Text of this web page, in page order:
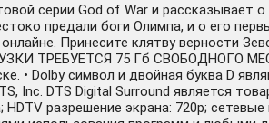
серии God of War и рассказывает о
предали боги Олимпа, и о его
Принесите клятву верности
ТРЕБУЕТСЯ 75 Гб СВОБОДНОГО
Dolby символ и двойная буква D
Inc. DTS Digital Surround является
разрешение экрана: 720p;